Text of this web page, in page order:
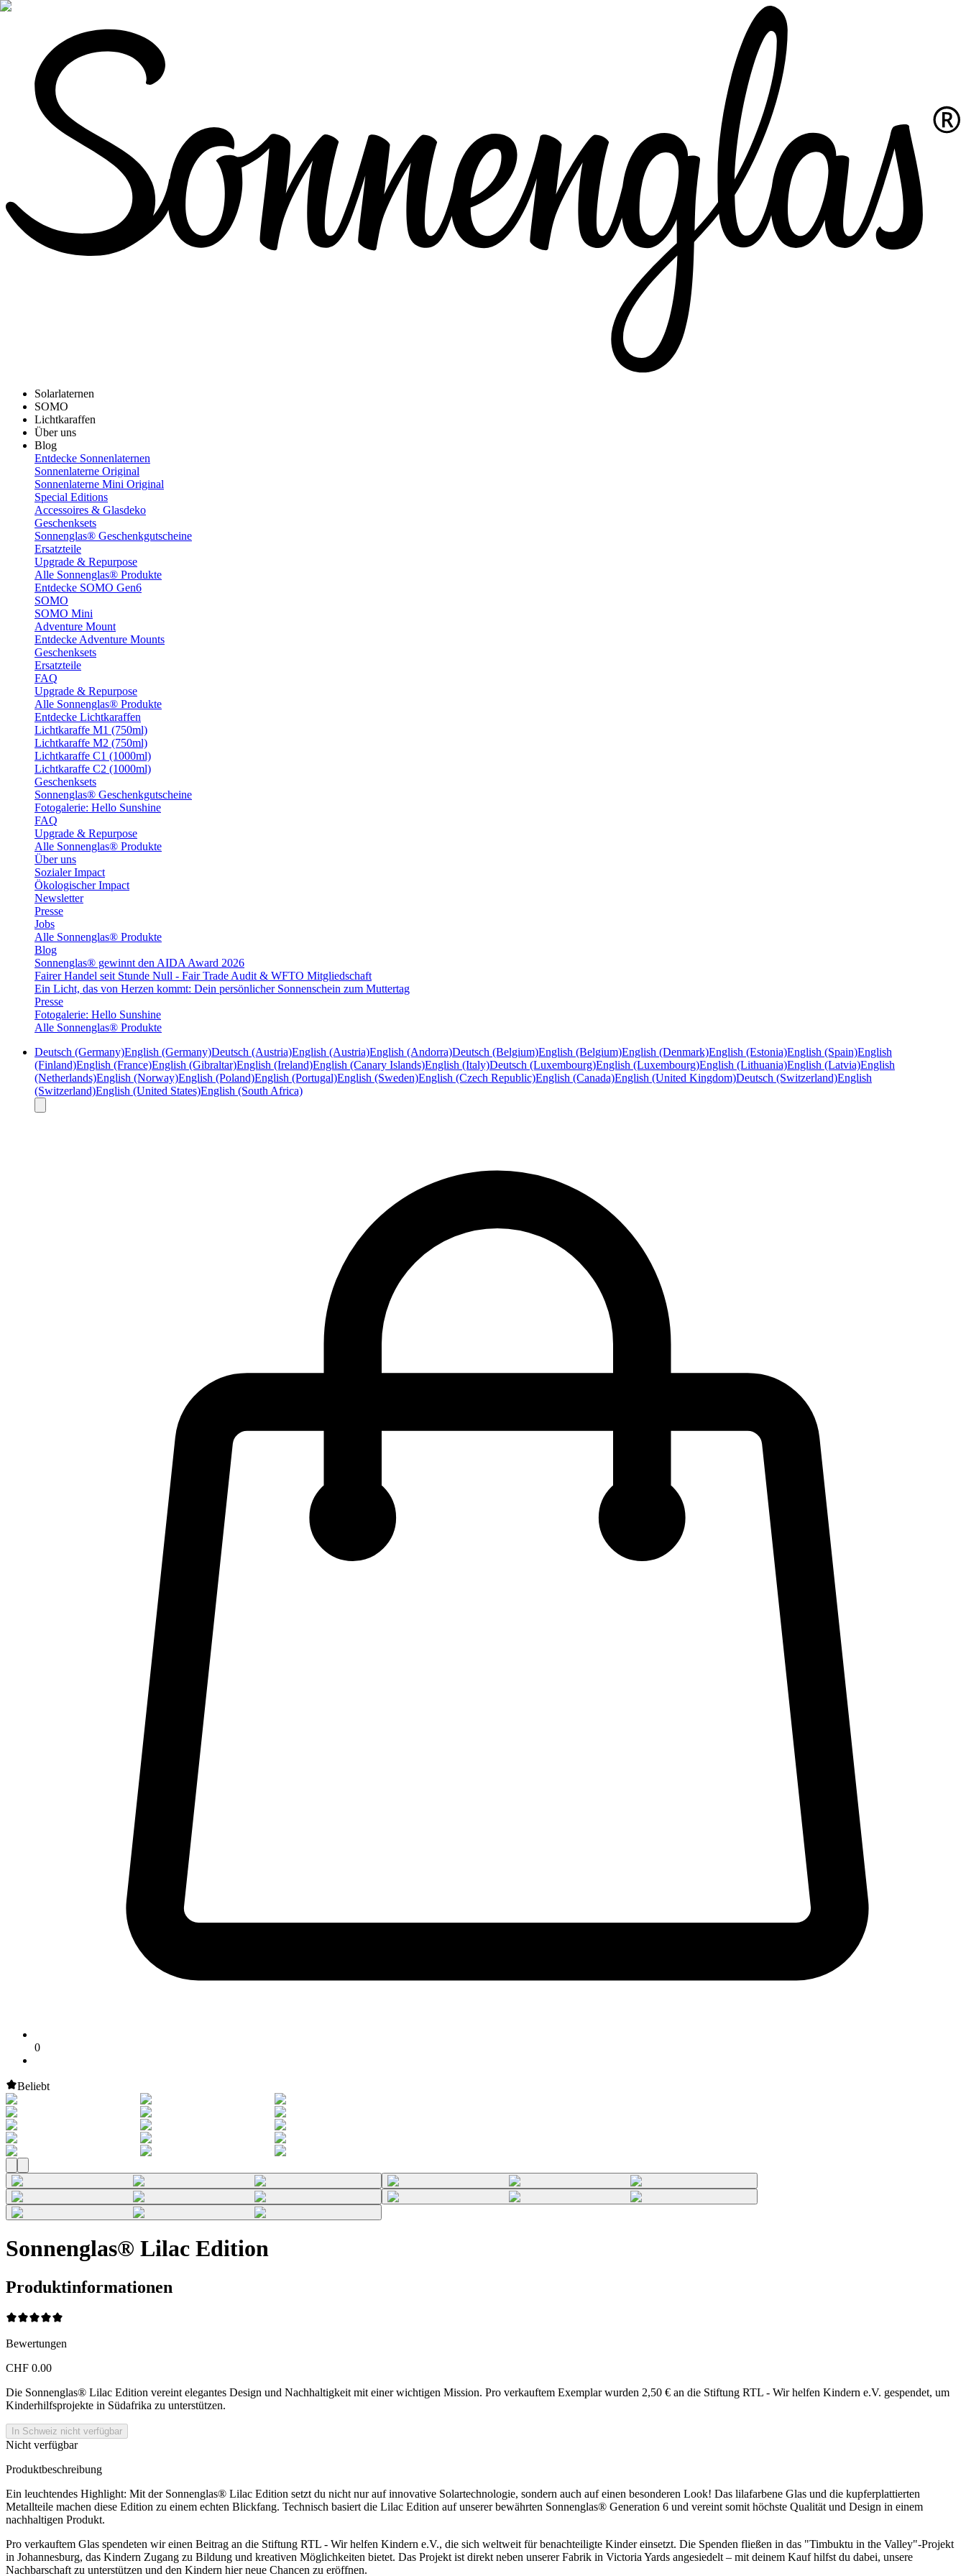
Solarlaternen
SOMO
Lichtkaraffen
Über uns
Blog
Entdecke Sonnenlaternen
Sonnenlaterne Original
Sonnenlaterne Mini Original
Special Editions
Accessoires & Glasdeko
Geschenksets
Sonnenglas® Geschenkgutscheine
Ersatzteile
Upgrade & Repurpose
Alle Sonnenglas® Produkte
Entdecke SOMO Gen6
SOMO
SOMO Mini
Adventure Mount
Entdecke Adventure Mounts
Geschenksets
Ersatzteile
FAQ
Upgrade & Repurpose
Alle Sonnenglas® Produkte
Entdecke Lichtkaraffen
Lichtkaraffe M1 (750ml)
Lichtkaraffe M2 (750ml)
Lichtkaraffe C1 (1000ml)
Lichtkaraffe C2 (1000ml)
Geschenksets
Sonnenglas® Geschenkgutscheine
Fotogalerie: Hello Sunshine
FAQ
Upgrade & Repurpose
Alle Sonnenglas® Produkte
Über uns
Sozialer Impact
Ökologischer Impact
Newsletter
Presse
Jobs
Alle Sonnenglas® Produkte
Blog
Sonnenglas® gewinnt den AIDA Award 2026
Fairer Handel seit Stunde Null - Fair Trade Audit & WFTO Mitgliedschaft
Ein Licht, das von Herzen kommt: Dein persönlicher Sonnenschein zum Muttertag
Presse
Fotogalerie: Hello Sunshine
Alle Sonnenglas® Produkte
Deutsch (Germany)English (Germany)Deutsch (Austria)English (Austria)English (Andorra)Deutsch (Belgium)English (Belgium)English (Denmark)English (Estonia)English (Spain)English
(Finland)English (France)English (Gibraltar)English (Ireland)English (Canary Islands)English (Italy)Deutsch (Luxembourg)English (Luxembourg)English (Lithuania)English (Latvia)English
(Netherlands)English (Norway)English (Poland)English (Portugal)English (Sweden)English (Czech Republic)English (Canada)English (United Kingdom)Deutsch (Switzerland)English
(Switzerland)English (United States)English (South Africa)
0
Beliebt
Sonnenglas® Lilac Edition
Produktinformationen
Bewertungen
CHF 0.00
Die Sonnenglas® Lilac Edition vereint elegantes Design und Nachhaltigkeit mit einer wichtigen Mission. Pro verkauftem Exemplar wurden 2,50 € an die Stiftung RTL - Wir helfen Kindern e.V. gespendet, um
Kinderhilfsprojekte in Südafrika zu unterstützen.
In Schweiz nicht verfügbar
Nicht verfügbar
Produktbeschreibung
Ein leuchtendes Highlight: Mit der Sonnenglas® Lilac Edition setzt du nicht nur auf innovative Solartechnologie, sondern auch auf einen besonderen Look! Das lilafarbene Glas und die kupferplattierten
Metallteile machen diese Edition zu einem echten Blickfang. Technisch basiert die Lilac Edition auf unserer bewährten Sonnenglas® Generation 6 und vereint somit höchste Qualität und Design in einem
nachhaltigen Produkt.
Pro verkauftem Glas spendeten wir einen Beitrag an die Stiftung RTL - Wir helfen Kindern e.V., die sich weltweit für benachteiligte Kinder einsetzt. Die Spenden fließen in das "Timbuktu in the Valley"-Projekt
in Johannesburg, das Kindern Zugang zu Bildung und kreativen Möglichkeiten bietet. Das Projekt ist direkt neben unserer Fabrik in Victoria Yards angesiedelt – mit deinem Kauf hilfst du dabei, unsere
Nachbarschaft zu unterstützen und den Kindern hier neue Chancen zu eröffnen.